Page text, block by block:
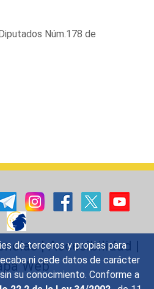
de terceros y propias para
ni cede datos de carácter
su conocimiento. Conforme a
Núm.178 de
|Accesibilidad |
Web